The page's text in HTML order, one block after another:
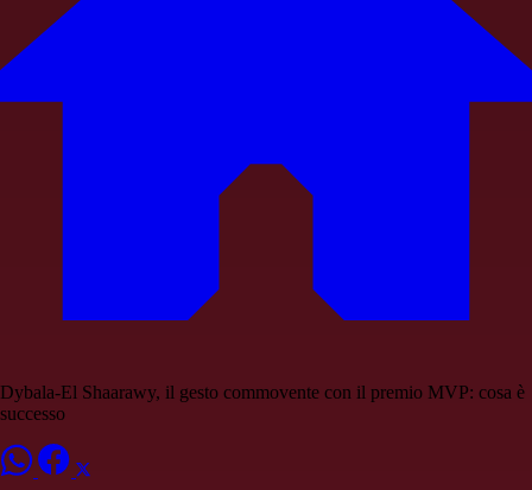
Dybala-El Shaarawy, il gesto commovente con il premio MVP: cosa è
successo